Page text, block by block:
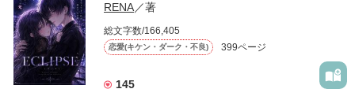
モテる人を好きになるのが怖かった。
だから私は、中学時代に大好きだった彼を自分から振った。
もう会うことはないと思っていたのに、
高校生になって再会した彼は、隣の学校で”王子様”と呼ばれる
RENA／著
総文字数/166,405
恋愛(キケン・ダーク・不良) 399ページ
145